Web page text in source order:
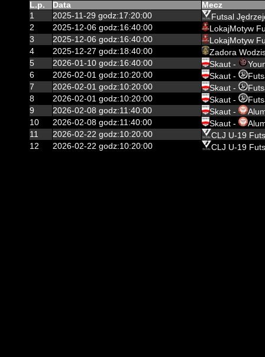
L.p. Data
Mecz
1
2025-11-29 godz:17:20:00
Futsal
2
2025-12-06 godz:16:40:00
LokajMotyw
3
2025-12-06 godz:16:40:00
LokajMotyw
4
2025-12-27 godz:18:40:00
Zadora
5
2026-01-10 godz:16:40:00 Skaut -
6
2026-02-01 godz:10:20:00 Skaut -
7
2026-02-01 godz:10:20:00 Skaut -
8
2026-02-01 godz:10:20:00 Skaut -
9
2026-02-08 godz:11:40:00 Skaut -
10
2026-02-08 godz:11:40:00 Skaut -
11
2026-02-22 godz:10:20:00
CLJ U-19
12
2026-02-22 godz:10:20:00 CLJ U-19